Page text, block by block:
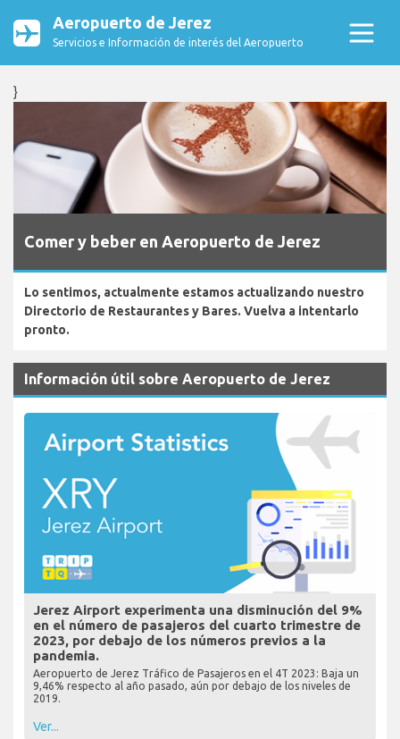
Aeropuerto de Jerez
Servicios e Información de interés del Aeropuerto
}
Comer y beber en Aeropuerto de Jerez
Lo sentimos, actualmente estamos actualizando nuestro
Directorio de Restaurantes y Bares. Vuelva a intentarlo
pronto.
Información útil sobre Aeropuerto de Jerez
Jerez Airport experimenta una disminución del 9%
en el número de pasajeros del cuarto trimestre de
2023, por debajo de los números previos a la
pandemia.
Aeropuerto de Jerez Tráfico de Pasajeros en el 4T 2023: Baja un
9,46% respecto al año pasado, aún por debajo de los niveles de
2019.
Ver...